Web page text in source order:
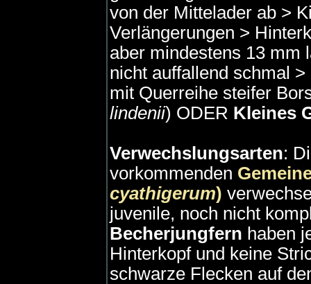
von der Mittelader ab >
Verlängerungen >
aber mindestens 13 mm
nicht auffallend schmal
mit Querreihe steifer
lindenii) ODER Kleines
Verwechslungsarten:
vorkommenden
cyathigerum)
juvenile, noch nicht
Becherjungfern haben
Hinterkopf und keine
schwarze Flecken auf